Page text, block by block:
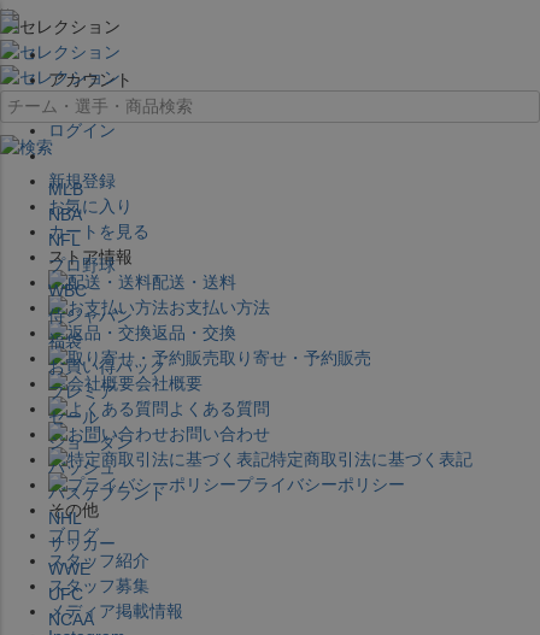
×
アカウント
ログイン
新規登録
お気に入り
カートを見る
ストア情報
配送・送料
お支払い方法
返品・交換
取り寄せ・予約販売
会社概要
よくある質問
お問い合わせ
特定商取引法に基づく表記
プライバシーポリシー
その他
ブログ
スタッフ紹介
スタッフ募集
メディア掲載情報
MLB
NBA
NFL
プロ野球
WBC
侍ジャパン
福袋
お買い得パック
プレミア
セール
ジョーダン
バッシュ
バスケブランド
NHL
サッカー
WWE
UFC
NCAA